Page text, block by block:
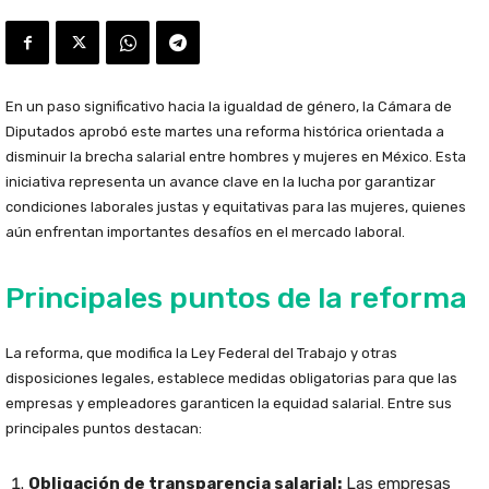
En un paso significativo hacia la igualdad de género, la Cámara de
Diputados aprobó este martes una reforma histórica orientada a
disminuir la brecha salarial entre hombres y mujeres en México. Esta
iniciativa representa un avance clave en la lucha por garantizar
condiciones laborales justas y equitativas para las mujeres, quienes
aún enfrentan importantes desafíos en el mercado laboral.
Principales puntos de la reforma
La reforma, que modifica la Ley Federal del Trabajo y otras
disposiciones legales, establece medidas obligatorias para que las
empresas y empleadores garanticen la equidad salarial. Entre sus
principales puntos destacan:
Obligación de transparencia salarial: Las empresas